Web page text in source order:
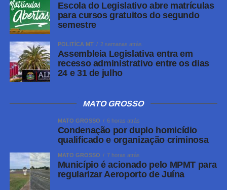
Escola do Legislativo abre matrículas
para cursos gratuitos do segundo
semestre
POLITÍCA MT 2 semanas atrás
Assembleia Legislativa entra em
recesso administrativo entre os dias
24 e 31 de julho
MATO GROSSO
MATO GROSSO 6 horas atrás
Condenação por duplo homicídio
qualificado e organização criminosa
MATO GROSSO 7 horas atrás
Município é acionado pelo MPMT para
regularizar Aeroporto de Juína